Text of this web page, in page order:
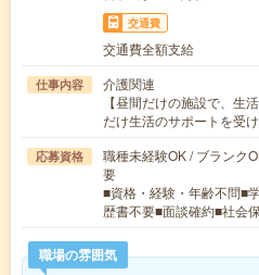
交通費
交通費全額支給
仕事内容
介護関連
【昼間だけの施設で、生
だけ生活のサポートを受
応募資格
職種未経験OK / ブランク
要
■資格・経験・年齢不問■
歴書不要■面談確約■社会
職場の雰囲気